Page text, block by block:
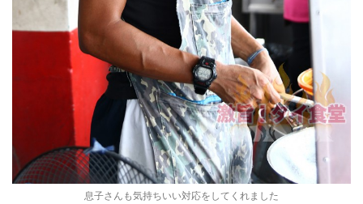
息子さんも気持ちいい対応をしてくれました